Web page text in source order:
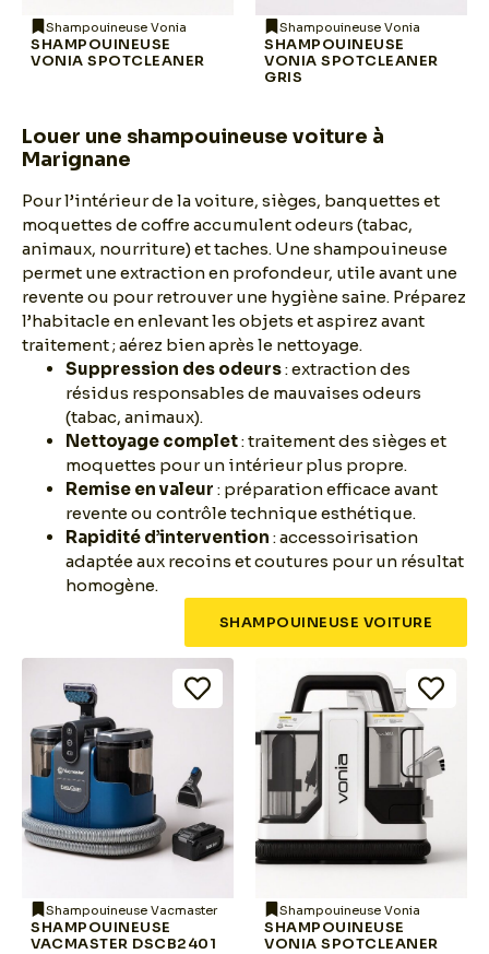
Shampouineuse Vonia
SHAMPOUINEUSE
VONIA SPOTCLEANER
Shampouineuse Vonia
SHAMPOUINEUSE
VONIA SPOTCLEANER
GRIS
Louer une shampouineuse voiture à
Marignane
Pour l’intérieur de la voiture, sièges, banquettes et
moquettes de coffre accumulent odeurs (tabac,
animaux, nourriture) et taches. Une shampouineuse
permet une extraction en profondeur, utile avant une
revente ou pour retrouver une hygiène saine. Préparez
l’habitacle en enlevant les objets et aspirez avant
traitement ; aérez bien après le nettoyage.
Suppression des odeurs: extraction des
résidus responsables de mauvaises odeurs
(tabac, animaux).
Nettoyage complet: traitement des sièges et
moquettes pour un intérieur plus propre.
Remise en valeur : préparation efficace avant
revente ou contrôle technique esthétique.
Rapidité d’intervention : accessoirisation
adaptée aux recoins et coutures pour un résultat
homogène.
SHAMPOUINEUSE VOITURE
Shampouineuse Vacmaster
SHAMPOUINEUSE
VACMASTER DSCB2401
Shampouineuse Vonia
SHAMPOUINEUSE
VONIA SPOTCLEANER